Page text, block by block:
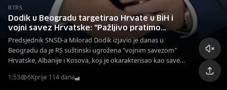
RTRS
Dodik u Beogradu targetirao Hrvate u BiH i
vojni savez Hrvatske: "Pažljivo pratimo
situaciju, cilj im je ugrožavanje Srba"
Predsjednik SNSD-a Milorad Dodik izjavio je danas u
Beogradu da je RS suštinski ugrožena "vojnim savezom"
Hrvatske, Albanije i Kosova, koji je okarakterisao kao savez
1:53 6Kprije 114 dana